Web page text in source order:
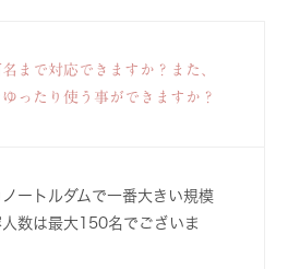
まで対応できますか？また、
ったり使う事ができますか？
ートルダムで一番大きい規模
数は最大150名でございま